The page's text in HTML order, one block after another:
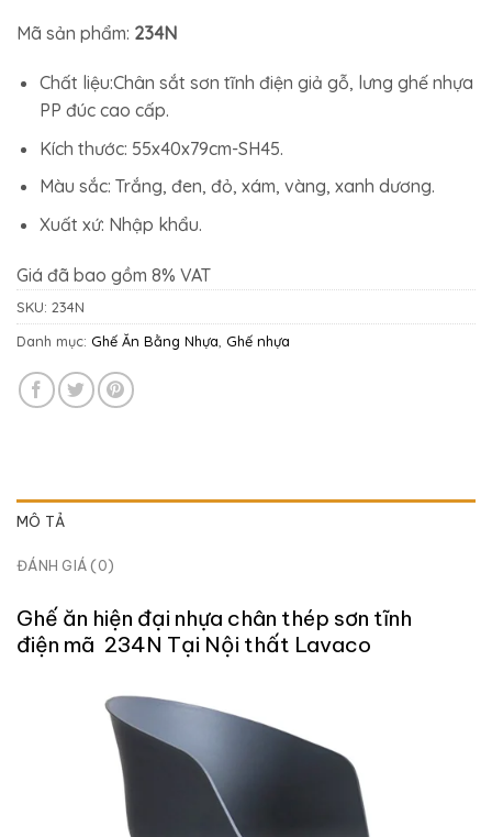
Mã sản phẩm: 234N
Chất liệu:Chân sắt sơn tĩnh điện giả gỗ, lưng ghế nhựa
PP đúc cao cấp.
Kích thước: 55x40x79cm-SH45.
Màu sắc: Trắng, đen, đỏ, xám, vàng, xanh dương.
Xuất xứ: Nhập khẩu.
Giá đã bao gồm 8% VAT
SKU: 234N
Danh mục: Ghế Ăn Bằng Nhựa Ghế nhựa
MÔ TẢ
ĐÁNH GIÁ (0)
Ghế ăn hiện đại nhựa chân thép sơn tĩnh
điện mã 234N Tại Nội thất Lavaco